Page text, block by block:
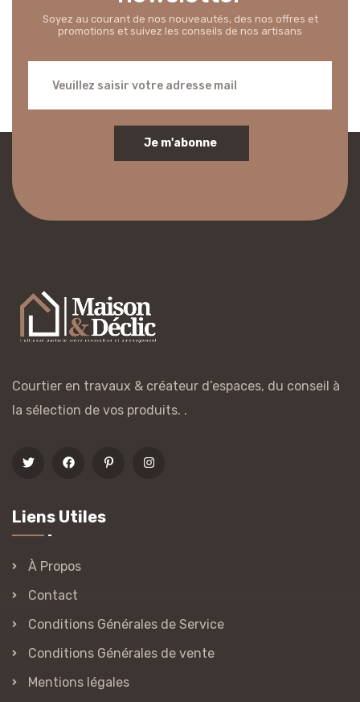
Soyez au courant de nos nouveautés, des nos offres et
promotions et suivez les conseils de nos artisans
Je m'abonne
Courtier en travaux & créateur d’espaces, du conseil à
la sélection de vos produits. .
Liens Utiles
À Propos
Contact
Conditions Générales de Service
Conditions Générales de vente
Mentions légales